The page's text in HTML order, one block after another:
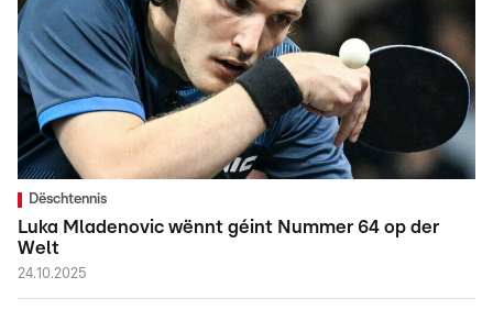
Dëschtennis
Luka Mladenovic wënnt géint Nummer 64 op der
Welt
24.10.2025